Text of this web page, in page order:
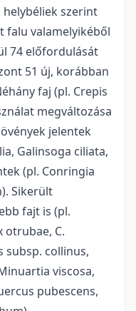
szerint
falu valamelyikéből
74 előfordulását
51 új, korábban
faj (pl. Crepis
megváltozása
jelentek
Galinsoga ciliata,
(pl. Conringia
Sikerült
fajt is (pl.
otrubae, C.
subsp. collinus,
viscosa,
pubescens,